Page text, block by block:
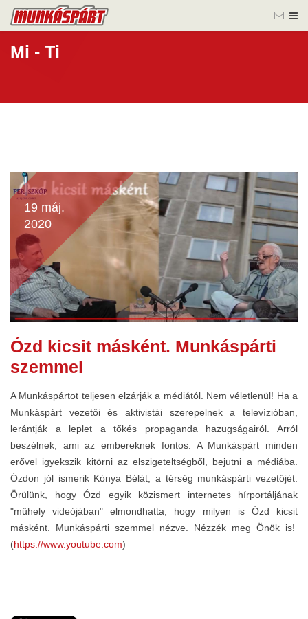
Mi - Ti
19 máj.
2020
Ózd kicsit másként. Munkáspárti
szemmel
A Munkáspártot teljesen elzárják a médiától. Nem véletlenül! Ha a
Munkáspárt vezetői és aktivistái szerepelnek a televízióban,
lerántják a leplet a tőkés propaganda hazugságairól. Arról
beszélnek, ami az embereknek fontos. A Munkáspárt minden
erővel igyekszik kitörni az elszigeteltségből, bejutni a médiába.
Ózdon jól ismerik Kónya Bélát, a térség munkáspárti vezetőjét.
Örülünk, hogy Ózd egyik közismert internetes hírportáljának
"műhely videójában" elmondhatta, hogy milyen is Ózd kicsit
másként. Munkáspárti szemmel nézve. Nézzék meg Önök is!
(https://www.youtube.com)